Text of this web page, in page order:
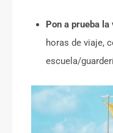
Pon a prueba
horas de viaje,
escuela/